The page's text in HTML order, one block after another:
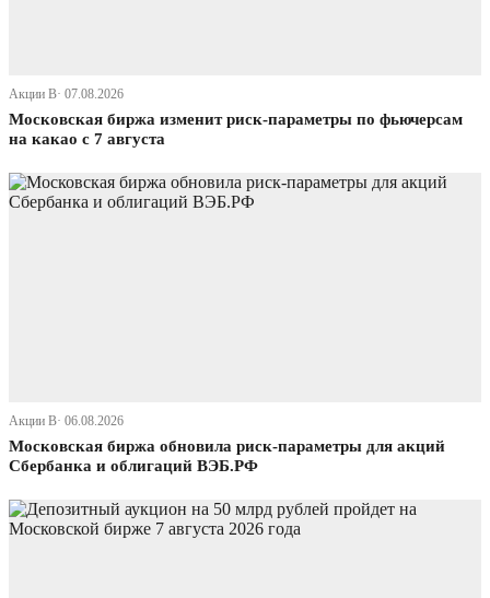
Акции В· 07.08.2026
Московская биржа изменит риск-параметры по фьючерсам
на какао с 7 августа
Акции В· 06.08.2026
Московская биржа обновила риск-параметры для акций
Сбербанка и облигаций ВЭБ.РФ